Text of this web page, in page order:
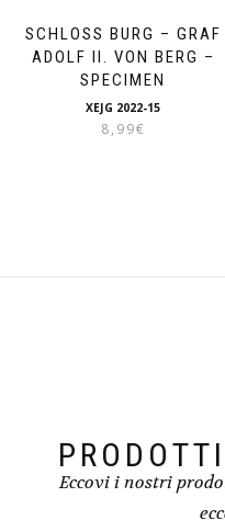
SCHLOSS BURG – GRAF
ADOLF II. VON BERG –
SPECIMEN
XEJG 2022-15
8,99€
Eccovi i nostri